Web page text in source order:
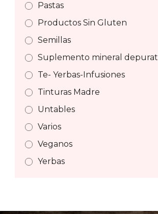
Pastas
Productos Sin Gluten
Semillas
Suplemento mineral
Te- Yerbas-Infusiones
Tinturas Madre
Untables
Varios
Veganos
Yerbas